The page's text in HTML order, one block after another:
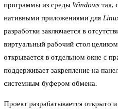
программы из среды Windows так,
нативными приложениями для
разработки заключается в
виртуальный рабочий стол
открывается в отдельном окне с
поддерживает закрепление на
системным буфером обмена.
Проект разрабатывается открыто